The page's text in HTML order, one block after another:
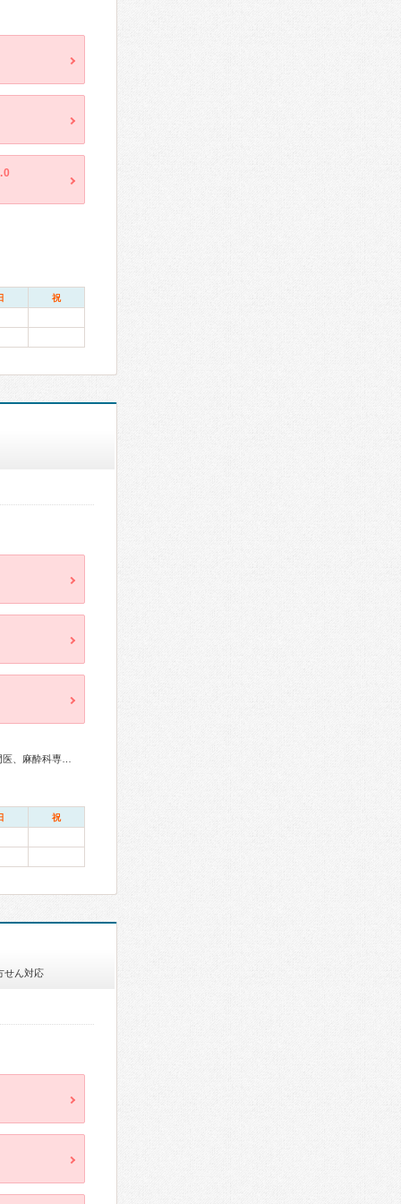
祝
祝
せん対応